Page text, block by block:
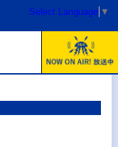
Select Language ▼